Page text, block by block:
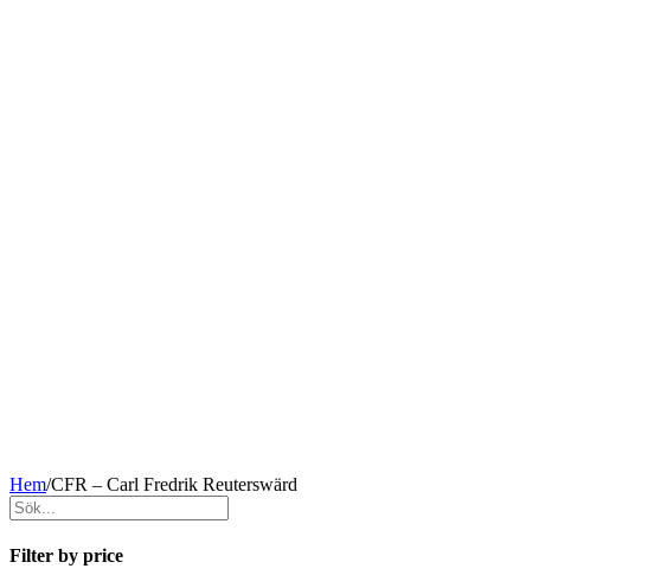
Hem/CFR – Carl Fredrik Reuterswärd
Filter by price